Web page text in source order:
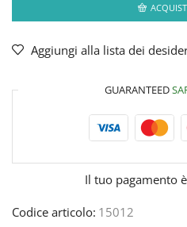
Aggiungi alla lista dei
GUARANTEED
Il tuo pagamento è
Codice articolo: 15012